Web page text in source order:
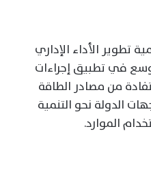
تطوير الأداء الإداري
في تطبيق إجراءات
من مصادر الطاقة
الدولة نحو التنمية
الموارد.